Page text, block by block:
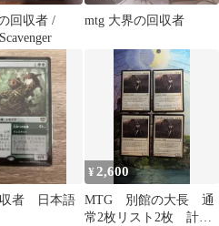
回収者 /
mtg 大界の回収者
収者 日本語
¥ 2,600
MTG 別館の大長 通
常2枚リスト2枚 計英